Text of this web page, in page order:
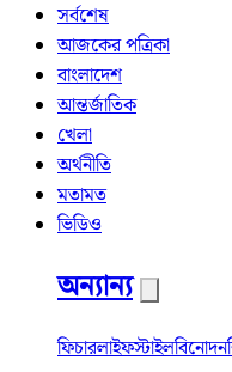
সর্বশেষ
আজকের পত্রিকা
বাংলাদেশ
আন্তর্জাতিক
খেলা
অর্থনীতি
মতামত
ভিডিও
অন্যান্য
ফিচারলাইফস্টাইলবিনোদন